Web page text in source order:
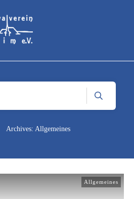
Archives: Allgemeines
Allgemeines